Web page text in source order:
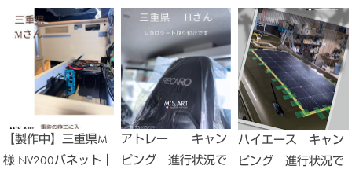
【製作中】三重県M
様 NV200バネット｜
アトレー キャン
ピング 進行状況で
ハイエース キャン
ピング 進行状況で